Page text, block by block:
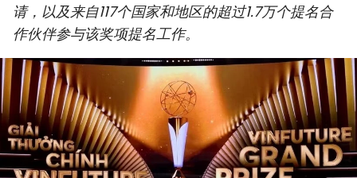
环保
体育
国际
旅游
请，以及来自117个国家和地区的超过1.7万个提名合
作伙伴参与该奖项提名工作。